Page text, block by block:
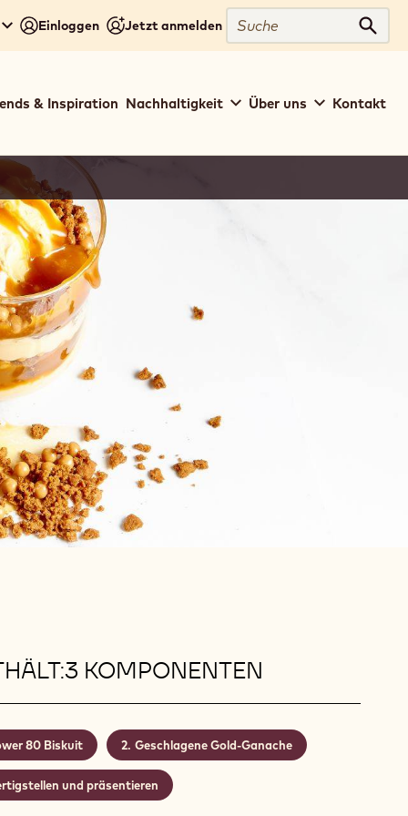
Einloggen Jetzt anmelden
Suche
& Inspiration Nachhaltigkeit Über uns Kontakt
KOMPONENTEN
80 Biskuit Geschlagene Gold-Ganache
und präsentieren